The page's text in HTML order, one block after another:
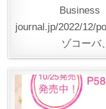
journal.jp/2022/12/
ゾコーバ